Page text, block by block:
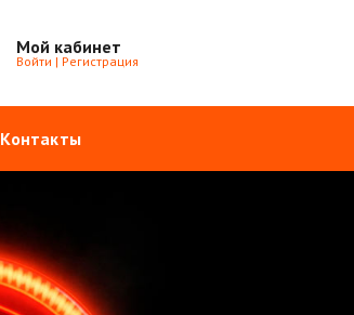
Мой кабинет
Войти | Регистрация
Контакты